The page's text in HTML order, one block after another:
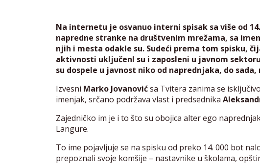
Na internetu je osvanuo interni spisak sa više od
napredne stranke na društvenim mrežama, sa
njih i mesta odakle su. Sudeći prema tom spisku,
aktivnosti uključenI su i zaposleni u javnom
su dospele u javnost niko od naprednjaka, do
Izvesni Marko Jovanovićsa Tvitera zanima se
imenjak, srčano podržava vlast i predsednika
Zajedničko im je i to što su obojica alter ego
Langure.
To ime pojavljuje se na spisku od preko 14. 000 bot
prepoznali svoje komšije – nastavnike u školama,